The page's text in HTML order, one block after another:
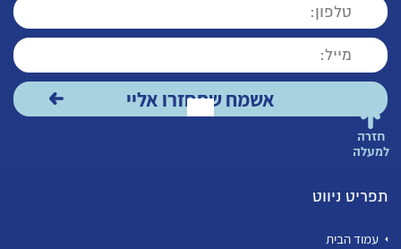
חזרה
למעלה
תפריט ניווט
עמוד הבית